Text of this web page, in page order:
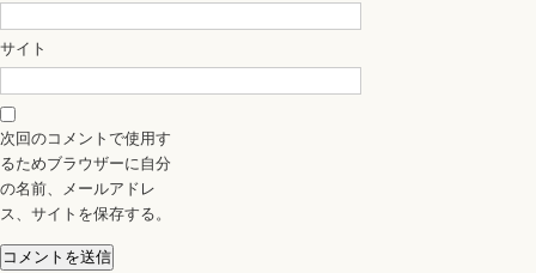
サイト
次回のコメントで使用す
るためブラウザーに自分
の名前、メールアドレ
ス、サイトを保存する。